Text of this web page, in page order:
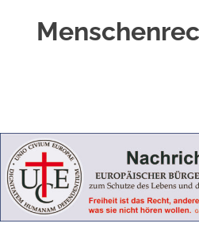
Geborene
wie
für
Ungeborene